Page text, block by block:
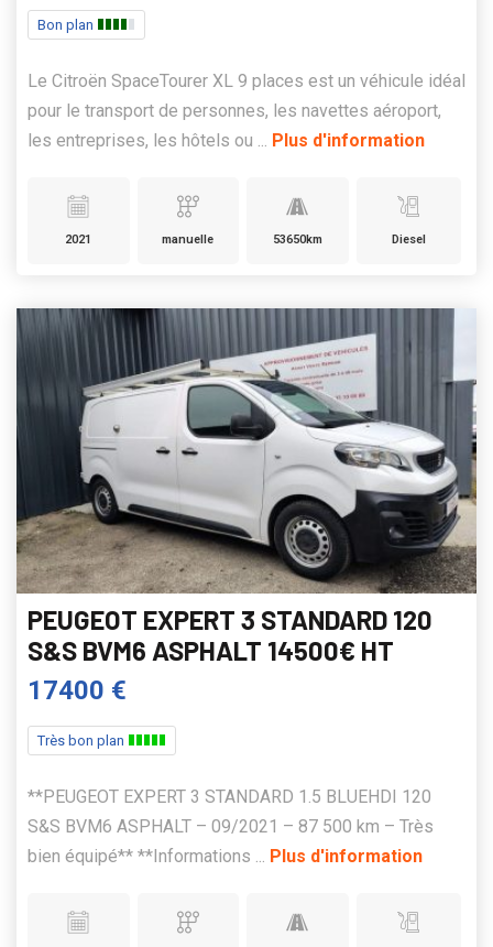
Bon plan
Le Citroën SpaceTourer XL 9 places est un véhicule idéal
pour le transport de personnes, les navettes aéroport,
les entreprises, les hôtels ou ... Plus d'information
2021 manuelle 53650km Diesel
PEUGEOT EXPERT 3 STANDARD 120
S&S BVM6 ASPHALT 14500€ HT
17400 €
Très bon plan
**PEUGEOT EXPERT 3 STANDARD 1.5 BLUEHDI 120
S&S BVM6 ASPHALT – 09/2021 – 87 500 km – Très
bien équipé** **Informations ... Plus d'information